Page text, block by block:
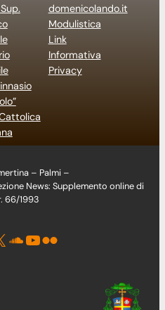
domenicolando.it
Modulistica
Link
Informativa
Privacy
– Palmi –
News: Supplemento online di
66/1993
Soundcloud YouTube Flickr